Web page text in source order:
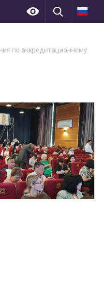
по аккредитационному